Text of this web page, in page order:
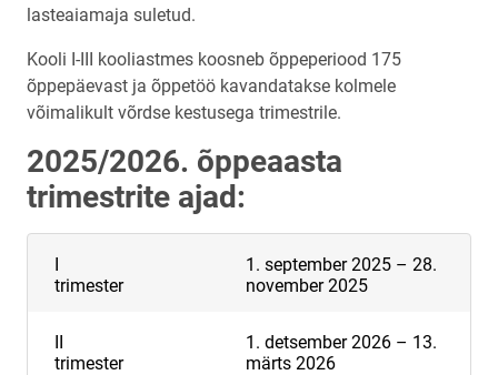
lasteaiamaja suletud.
Kooli I-III kooliastmes koosneb õppeperiood 175
õppepäevast ja õppetöö kavandatakse kolmele
võimalikult võrdse kestusega trimestrile.
2025/2026. õppeaasta
trimestrite ajad:
I
trimester
1. september 2025 – 28.
november 2025
II
trimester
1. detsember 2026 – 13.
märts 2026